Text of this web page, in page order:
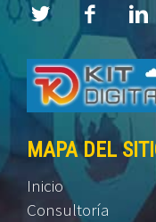
MAPA DEL
Inicio
Consultoría